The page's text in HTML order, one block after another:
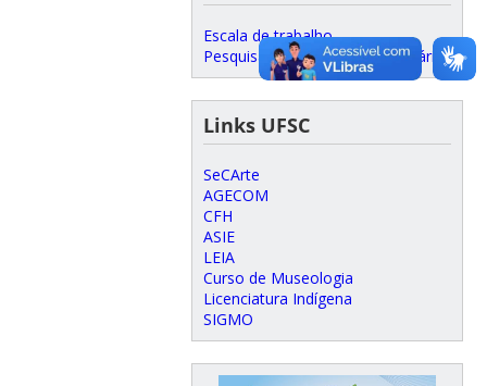
Escala de trabalho
Pesquisa de satisfação do usuário
Links UFSC
SeCArte
AGECOM
CFH
ASIE
LEIA
Curso de Museologia
Licenciatura Indígena
SIGMO